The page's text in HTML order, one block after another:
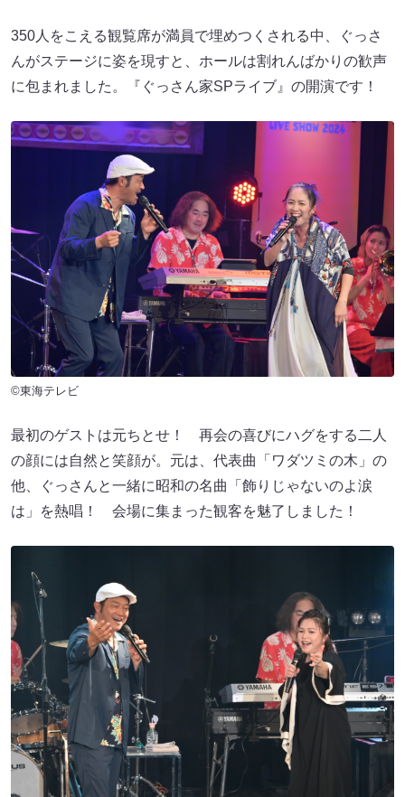
350人をこえる観覧席が満員で埋めつくされる中、ぐっさ
んがステージに姿を現すと、ホールは割れんばかりの歓声
に包まれました。『ぐっさん家SPライブ』の開演です！
©東海テレビ
最初のゲストは元ちとせ！ 再会の喜びにハグをする二人
の顔には自然と笑顔が。元は、代表曲「ワダツミの木」の
他、ぐっさんと一緒に昭和の名曲「飾りじゃないのよ涙
は」を熱唱！ 会場に集まった観客を魅了しました！